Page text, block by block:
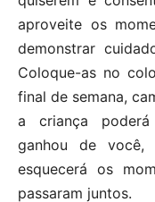
aproveite os
demonstrar
Coloque-as no
final de semana,
a criança
ganhou de você,
esquecerá os
passaram juntos.